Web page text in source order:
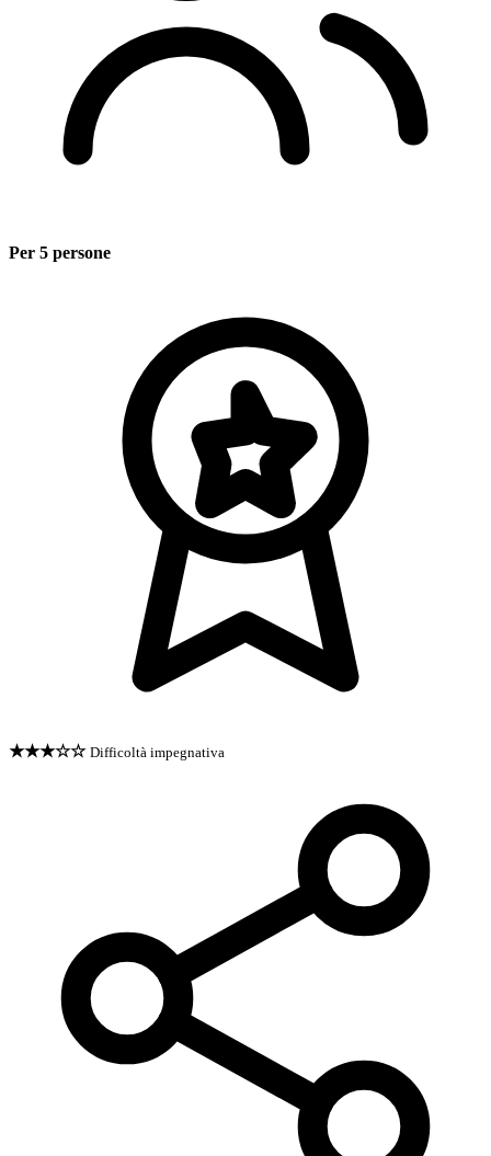
Per 5 persone
★★★☆☆ Difficoltà impegnativa